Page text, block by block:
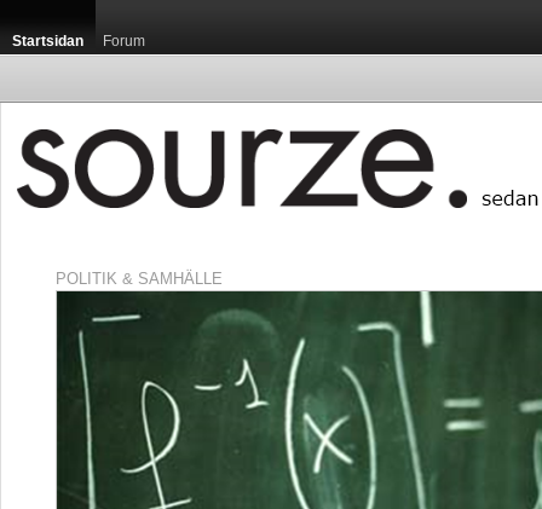
Startsidan Forum
POLITIK & SAMHÄLLE